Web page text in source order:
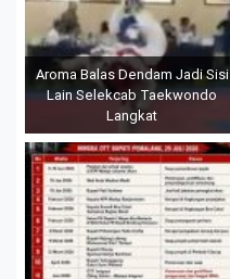
Aroma Balas Dendam Jadi Sisi
Lain Selekcab Taekwondo
Langkat